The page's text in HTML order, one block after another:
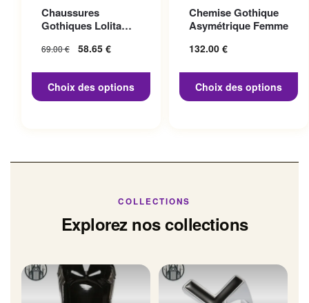
Chaussures
Gothiques Lolita
69.00€
Le prix initial
58.65 €
58.65 €.
Choix des options
variations. Les options
peuvent être choisies sur la
page du produit
Chemise Gothique
Asymétrique Femme
132.00 €
Choix des options
variations. Les options
peuvent être choisies sur la
page du produit
COLLECTIONS
Explorez nos collections